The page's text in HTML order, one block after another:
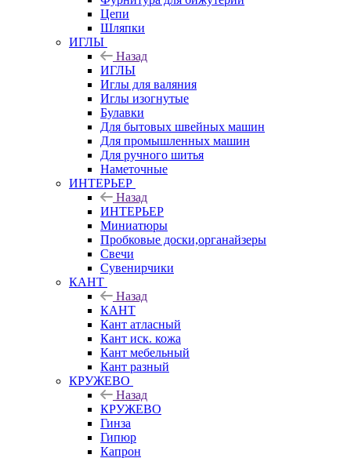
Цепи
Шляпки
ИГЛЫ
Назад
ИГЛЫ
Иглы для валяния
Иглы изогнутые
Булавки
Для бытовых швейных машин
Для промышленных машин
Для ручного шитья
Наметочные
ИНТЕРЬЕР
Назад
ИНТЕРЬЕР
Миниатюры
Пробковые доски,органайзеры
Свечи
Сувенирчики
КАНТ
Назад
КАНТ
Кант атласный
Кант иск. кожа
Кант мебельный
Кант разный
КРУЖЕВО
Назад
КРУЖЕВО
Гинза
Гипюр
Капрон